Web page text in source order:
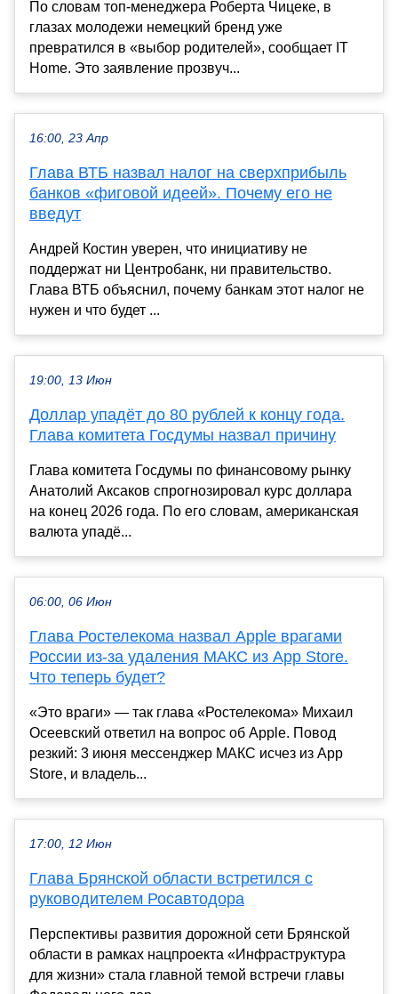
По словам топ-менеджера Роберта Чицеке, в
глазах молодежи немецкий бренд уже
превратился в «выбор родителей», сообщает IT
Home. Это заявление прозвуч...
16:00, 23 Апр
Глава ВТБ назвал налог на сверхприбыль
банков «фиговой идеей». Почему его не
введут
Андрей Костин уверен, что инициативу не
поддержат ни Центробанк, ни правительство.
Глава ВТБ объяснил, почему банкам этот налог не
нужен и что будет ...
19:00, 13 Июн
Доллар упадёт до 80 рублей к концу года.
Глава комитета Госдумы назвал причину
Глава комитета Госдумы по финансовому рынку
Анатолий Аксаков спрогнозировал курс доллара
на конец 2026 года. По его словам, американская
валюта упадё...
06:00, 06 Июн
Глава Ростелекома назвал Apple врагами
России из-за удаления МАКС из App Store.
Что теперь будет?
«Это враги» — так глава «Ростелекома» Михаил
Осеевский ответил на вопрос об Apple. Повод
резкий: 3 июня мессенджер МАКС исчез из App
Store, и владель...
17:00, 12 Июн
Глава Брянской области встретился с
руководителем Росавтодора
Перспективы развития дорожной сети Брянской
области в рамках нацпроекта «Инфраструктура
для жизни» стала главной темой встречи главы